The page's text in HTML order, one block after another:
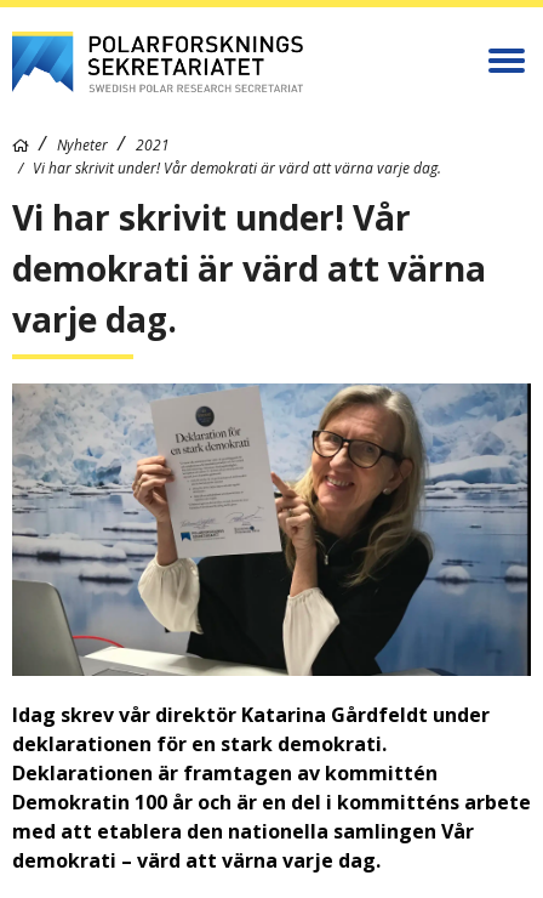
Nyheter
2021
Vi har skrivit under! Vår demokrati är värd att värna varje dag.
Vi har skrivit under! Vår
demokrati är värd att värna
varje dag.
Idag skrev vår direktör Katarina Gårdfeldt under
deklarationen för en stark demokrati.
Deklarationen är framtagen av kommittén
Demokratin 100 år och är en del i kommitténs arbete
med att etablera den nationella samlingen Vår
demokrati – värd att värna varje dag.